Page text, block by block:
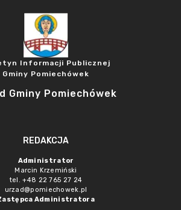
Informacji Publicznej
Gminy Pomiechówek
Gminy Pomiechówek
REDAKCJA
Administrator
Marcin Krzemiński
tel. +48 22 765 27 24
urzad@pomiechowek.pl
Administratora